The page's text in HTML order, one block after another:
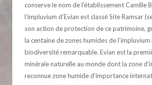
conserve le nom de l’établissement Camille
l’impluvium d’Evian est classé Site Ramsar
son action de protection de ce patrimoine,
la centaine de zones humides de l’impluvium
biodiversité remarquable. Evian est la
minérale naturelle au monde dont la zone
reconnue zone humide d’importance